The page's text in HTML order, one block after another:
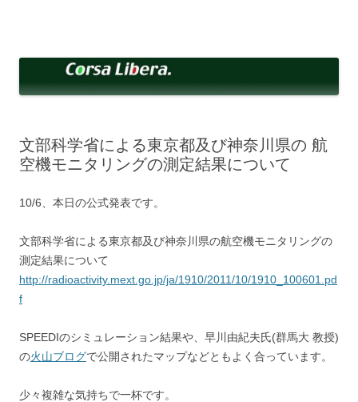
へ
ッ
文部科学省による東京都及び神奈川県の 航
空機モニタリングの測定結果について
10/6、本日の公式発表です。
文部科学省による東京都及び神奈川県の航空機モニタリングの
測定結果について
http://radioactivity.mext.go.jp/ja/1910/2011/10/1910_100601.pd
f
SPEEDIのシミュレーション結果や、早川由紀夫氏(群馬大 教授)
の火山ブログで公開されたマップなどともよく合っています。
少々複雑な気持ちで一杯です。